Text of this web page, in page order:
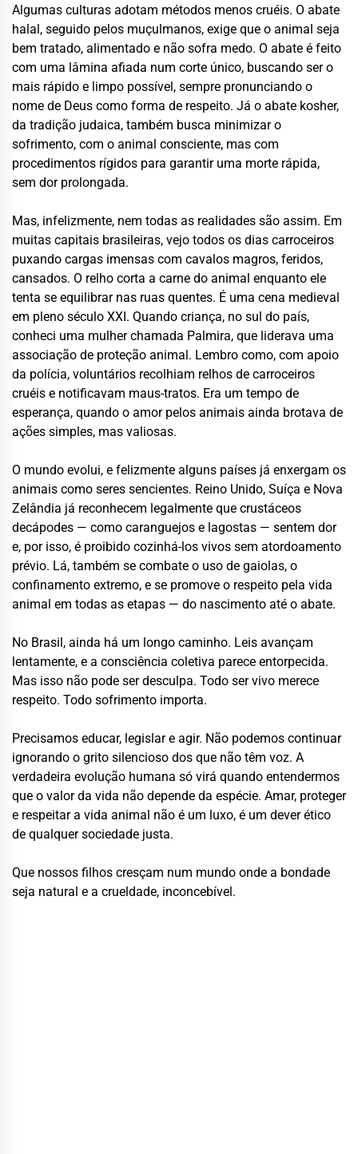
Algumas culturas adotam métodos menos cruéis. O abate
halal, seguido pelos muçulmanos, exige que o animal seja
bem tratado, alimentado e não sofra medo. O abate é feito
com uma lâmina afiada num corte único, buscando ser o
mais rápido e limpo possível, sempre pronunciando o
nome de Deus como forma de respeito. Já o abate kosher,
da tradição judaica, também busca minimizar o
sofrimento, com o animal consciente, mas com
procedimentos rígidos para garantir uma morte rápida,
sem dor prolongada.
Mas, infelizmente, nem todas as realidades são assim. Em
muitas capitais brasileiras, vejo todos os dias carroceiros
puxando cargas imensas com cavalos magros, feridos,
cansados. O relho corta a carne do animal enquanto ele
tenta se equilibrar nas ruas quentes. É uma cena medieval
em pleno século XXI. Quando criança, no sul do país,
conheci uma mulher chamada Palmira, que liderava uma
associação de proteção animal. Lembro como, com apoio
da polícia, voluntários recolhiam relhos de carroceiros
cruéis e notificavam maus-tratos. Era um tempo de
esperança, quando o amor pelos animais ainda brotava de
ações simples, mas valiosas.
O mundo evolui, e felizmente alguns países já enxergam os
animais como seres sencientes. Reino Unido, Suíça e Nova
Zelândia já reconhecem legalmente que crustáceos
decápodes — como caranguejos e lagostas — sentem dor
e, por isso, é proibido cozinhá-los vivos sem atordoamento
prévio. Lá, também se combate o uso de gaiolas, o
confinamento extremo, e se promove o respeito pela vida
animal em todas as etapas — do nascimento até o abate.
No Brasil, ainda há um longo caminho. Leis avançam
lentamente, e a consciência coletiva parece entorpecida.
Mas isso não pode ser desculpa. Todo ser vivo merece
respeito. Todo sofrimento importa.
Precisamos educar, legislar e agir. Não podemos continuar
ignorando o grito silencioso dos que não têm voz. A
verdadeira evolução humana só virá quando entendermos
que o valor da vida não depende da espécie. Amar, proteger
e respeitar a vida animal não é um luxo, é um dever ético
de qualquer sociedade justa.
Que nossos filhos cresçam num mundo onde a bondade
seja natural e a crueldade, inconcebível.